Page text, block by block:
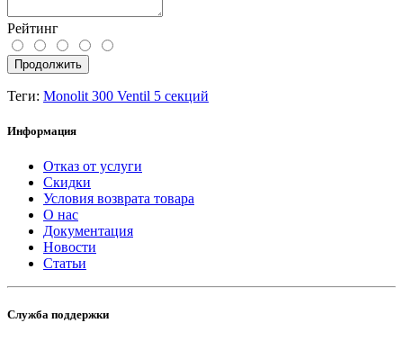
Рейтинг
Продолжить
Теги: Monolit 300 Ventil 5 секций
Информация
Отказ от услуги
Скидки
Условия возврата товара
О нас
Документация
Новости
Статьи
Служба поддержки